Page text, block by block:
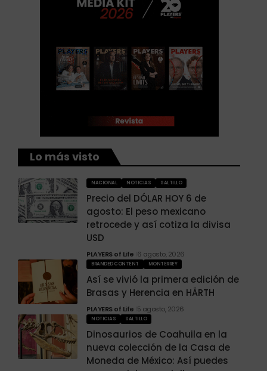
Lo más visto
NACIONAL NOTICIAS SALTILLO
Precio del DÓLAR HOY 6 de
agosto: El peso mexicano
retrocede y así cotiza la divisa
USD
PLAYERS of Life 6 agosto, 2026
BRANDED CONTENT MONTERREY
Así se vivió la primera edición de
Brasas y Herencia en HÄRTH
PLAYERS of Life 5 agosto, 2026
NOTICIAS SALTILLO
Dinosaurios de Coahuila en la
nueva colección de la Casa de
Moneda de México: Así puedes